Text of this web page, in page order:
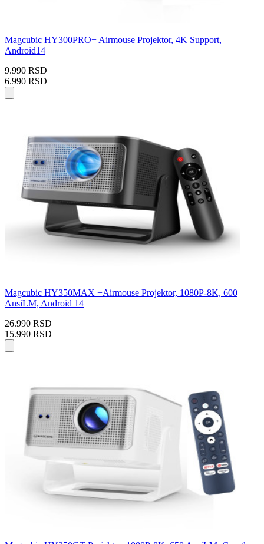
Magcubic HY300PRO+ Airmouse Projektor, 4K Support,
Android14
9.990 RSD
6.990 RSD
Magcubic HY350MAX +Airmouse Projektor, 1080P-8K, 600
AnsiLM, Android 14
26.990 RSD
15.990 RSD